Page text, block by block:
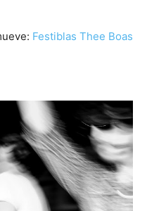
Festiblas Thee Boas